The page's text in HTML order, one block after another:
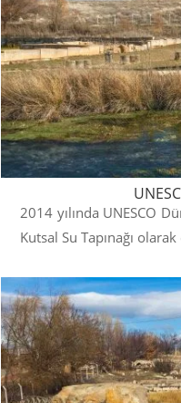
2014 yılında UNESCO
Kutsal Su Tapınağı